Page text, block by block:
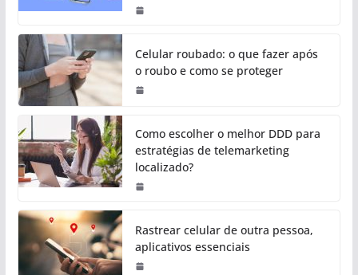
Celular roubado: o que fazer após
o roubo e como se proteger
Como escolher o melhor DDD para
estratégias de telemarketing
localizado?
Rastrear celular de outra pessoa,
aplicativos essenciais